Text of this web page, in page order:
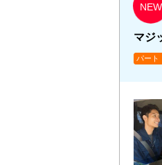
NEW
マジ
パート